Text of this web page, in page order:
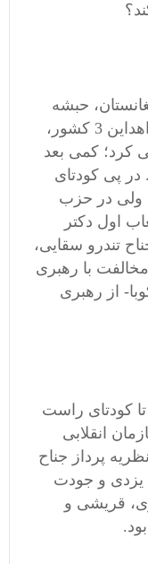
حبشه
بررسی قیاسی می شود. بنا به شواهداین 3 کشور،
کرد؛ کمی بعد
پی کودتای
ولی در حزب
اول دکتر
تندرو سقایی،
مخالفت با رهبری
چین و کوبا- از رهبری
کودتای راست
انقلابی
پرداز جناح
یزدی و جودت
قریشی و